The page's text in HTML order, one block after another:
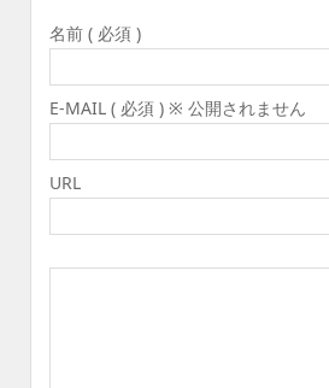
名前 ( 必須 )
E-MAIL ( 必須 ) ※ 公開されません
URL